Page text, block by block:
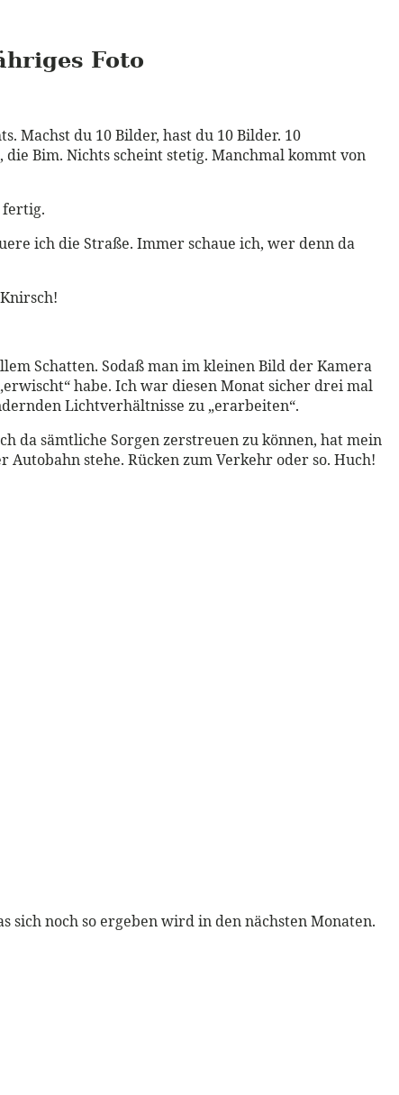
Foto
Machst du 10 Bilder, hast du 10 Bilder. 10
Bim. Nichts scheint stetig. Manchmal kommt von
fertig.
ich die Straße. Immer schaue ich, wer denn da
Schatten. Sodaß man im kleinen Bild der Kamera
habe. Ich war diesen Monat sicher drei mal
Lichtverhältnisse zu „erarbeiten“.
da sämtliche Sorgen zerstreuen zu können, hat mein
stehe. Rücken zum Verkehr oder so. Huch!
noch so ergeben wird in den nächsten Monaten.